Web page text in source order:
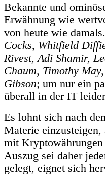
Bekannte und
Erwähnung wie
von heute wie damals.
Cocks, Whitfield
Rivest, Adi Shamir,
Chaum, Timothy
Gibson; um nur ein
überall in der IT
Es lohnt sich nach
Materie
mit
Auszug sei daher
gelegt, eignet sich